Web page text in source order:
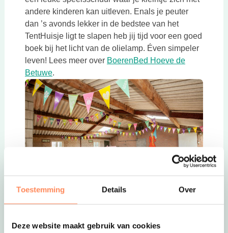
Toestemming Details Over
Deze website maakt gebruik van cookies
andere kinderen kan uitleven. Enals je peuter
dan ’s avonds lekker in de bedstee van het
TentHuisje ligt te slapen heb jij tijd voor een goed
boek bij het licht van de olielamp. Éven simpeler
leven! Lees meer over BoerenBed Hoeve de
BetuweDeze link opent in een nieuwe tab
.
Deze link opent in een nieuwe tab
Eibernest